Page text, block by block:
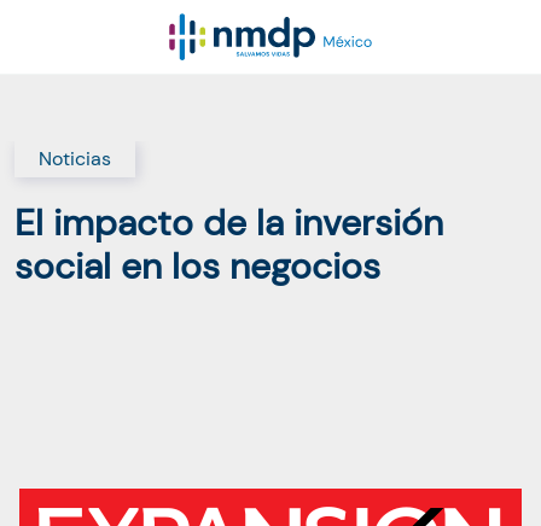
Noticias
El impacto de la inversión
social en los negocios